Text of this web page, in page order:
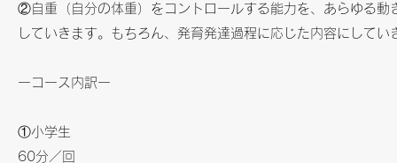
②自重（自分の体重）をコントロールする能力を、あらゆる
していきます。もちろん、発育発達過程に応じた内容にして
ーコース内訳ー
①小学生
60分／回